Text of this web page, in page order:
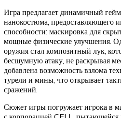
Игра предлагает динамичный
нанокостюма, предоставляющего
способности: маскировка для
мощные физические улучшения.
оружия стал композитный лук,
бесшумную атаку, не раскрывая
добавлена возможность взлома
турели и мины, что открывает
сражений.
Сюжет игры погружает игрока в